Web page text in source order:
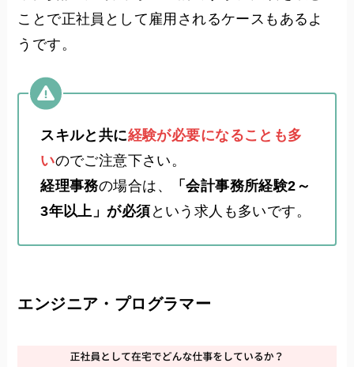
ことで正社員として雇用されるケースもあるよ
うです。
スキルと共に経験が必要になることも多
いのでご注意下さい。
経理事務の場合は、
「会計事務所経験2～
3年以上」が必須 という求人も多いです。
エンジニア・プログラマー